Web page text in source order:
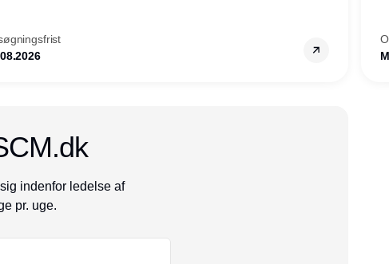
indenfor ledelse af
pr. uge.